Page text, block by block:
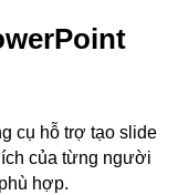
cụ hỗ trợ tạo slide
của từng người
hợp.